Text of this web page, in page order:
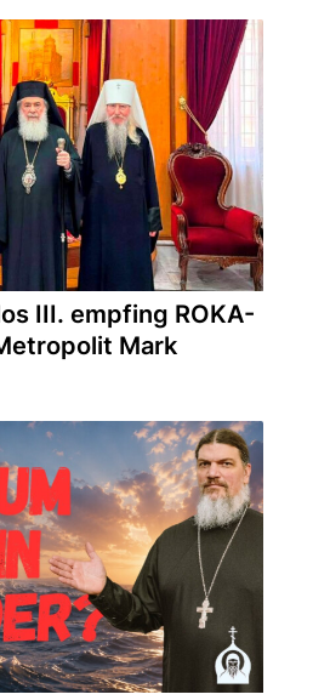
III. empfing ROKA-
Mark